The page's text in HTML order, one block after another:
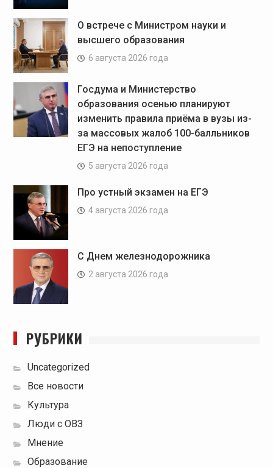
О встрече с Министром науки и
высшего образования
6 августа 2026 года
Госдума и Министерство
образования осенью планируют
изменить правила приёма в вузы из-
за массовых жалоб 100-балльников
ЕГЭ на непоступление
5 августа 2026 года
Про устный экзамен на ЕГЭ
4 августа 2026 года
С Днем железнодорожника
2 августа 2026 года
РУБРИКИ
Uncategorized
Все новости
Культура
Люди с ОВЗ
Мнение
Образование